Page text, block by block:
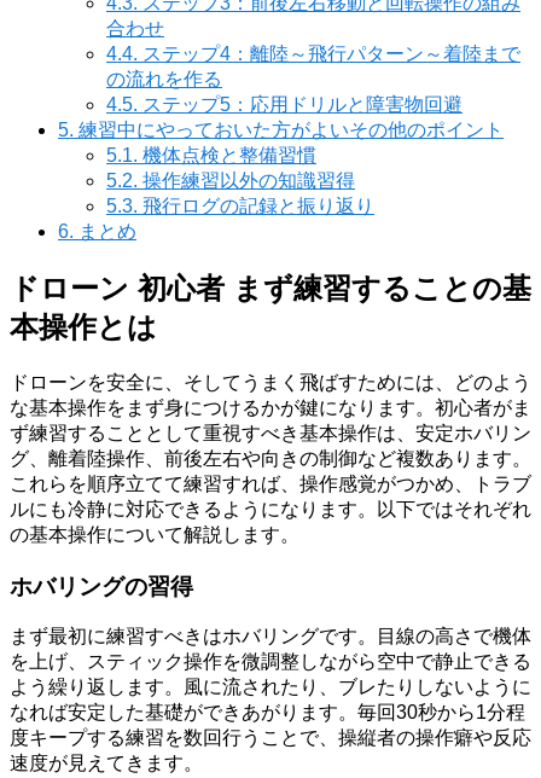
合わせ
4.4. ステップ4：離陸～飛行パターン～着陸まで
の流れを作る
4.5. ステップ5：応用ドリルと障害物回避
5. 練習中にやっておいた方がよいその他のポイント
5.1. 機体点検と整備習慣
5.2. 操作練習以外の知識習得
5.3. 飛行ログの記録と振り返り
6. まとめ
ドローン 初心者 まず練習することの基
本操作とは
ドローンを安全に、そしてうまく飛ばすためには、どのよう
な基本操作をまず身につけるかが鍵になります。初心者がま
ず練習することとして重視すべき基本操作は、安定ホバリン
グ、離着陸操作、前後左右や向きの制御など複数あります。
これらを順序立てて練習すれば、操作感覚がつかめ、トラブ
ルにも冷静に対応できるようになります。以下ではそれぞれ
の基本操作について解説します。
ホバリングの習得
まず最初に練習すべきはホバリングです。目線の高さで機体
を上げ、スティック操作を微調整しながら空中で静止できる
よう繰り返します。風に流されたり、ブレたりしないように
なれば安定した基礎ができあがります。毎回30秒から1分程
度キープする練習を数回行うことで、操縦者の操作癖や反応
速度が見えてきます。